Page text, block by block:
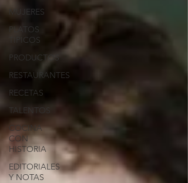
MUJERES
PLATOS
TIPICOS
PRODUCTOS
RESTAURANTES
RECETAS
TALENTOS
COCINA
CON
HISTORIA
EDITORIALES
Y NOTAS